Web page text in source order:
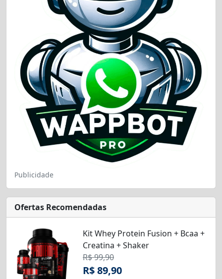
Publicidade
Ofertas Recomendadas
Kit Whey Protein Fusion + Bcaa +
Creatina + Shaker
R$ 99,90
R$ 89,90